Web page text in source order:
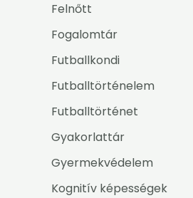
Felnőtt
Fogalomtár
Futballkondi
Futballtörténelem
Futballtörténet
Gyakorlattár
Gyermekvédelem
Kognitív képességek